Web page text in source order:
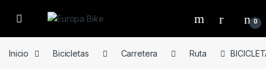
Open 0
Inicio Bicicletas Carretera Ruta